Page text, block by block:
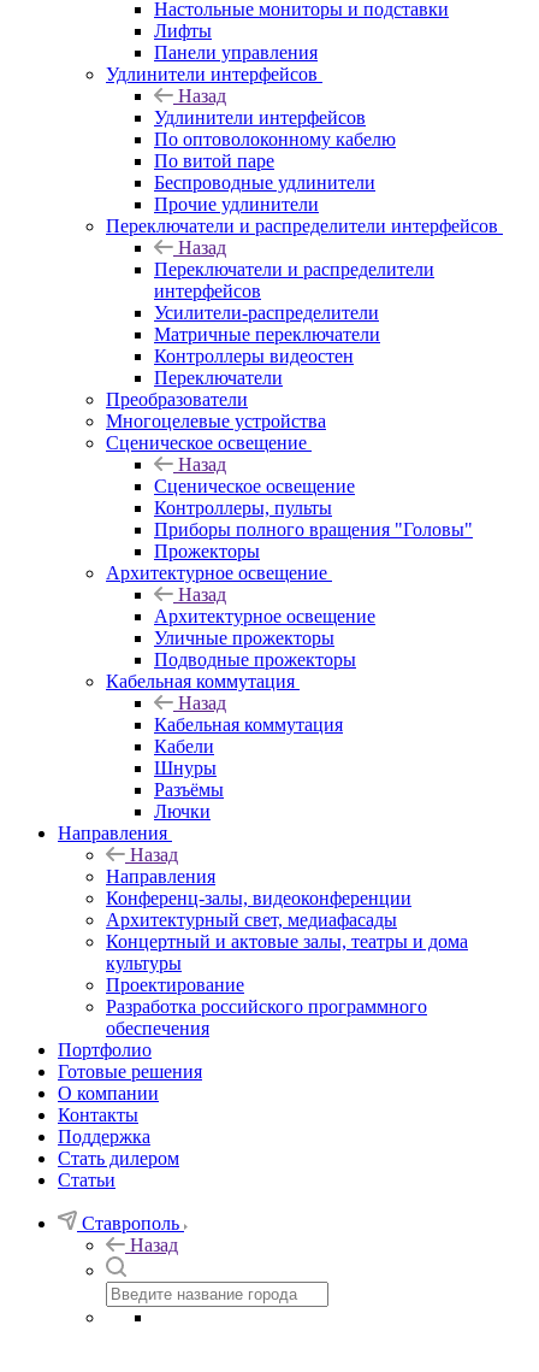
Настольные мониторы и подставки
Лифты
Панели управления
Удлинители интерфейсов
Назад
Удлинители интерфейсов
По оптоволоконному кабелю
По витой паре
Беспроводные удлинители
Прочие удлинители
Переключатели и распределители интерфейсов
Назад
Переключатели и распределители
интерфейсов
Усилители-распределители
Матричные переключатели
Контроллеры видеостен
Переключатели
Преобразователи
Многоцелевые устройства
Сценическое освещение
Назад
Сценическое освещение
Контроллеры, пульты
Приборы полного вращения "Головы"
Прожекторы
Архитектурное освещение
Назад
Архитектурное освещение
Уличные прожекторы
Подводные прожекторы
Кабельная коммутация
Назад
Кабельная коммутация
Кабели
Шнуры
Разъёмы
Лючки
Направления
Назад
Направления
Конференц-залы, видеоконференции
Архитектурный свет, медиафасады
Концертный и актовые залы, театры и дома
культуры
Проектирование
Разработка российского программного
обеспечения
Портфолио
Готовые решения
О компании
Контакты
Поддержка
Стать дилером
Статьи
Ставрополь
Назад